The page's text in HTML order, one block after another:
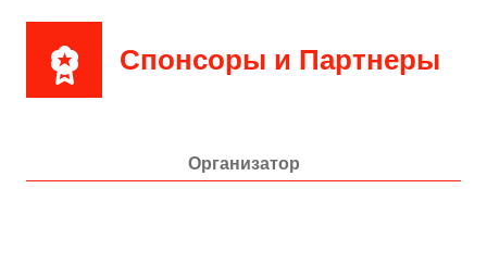
Спонсоры и Партнеры
Организатор